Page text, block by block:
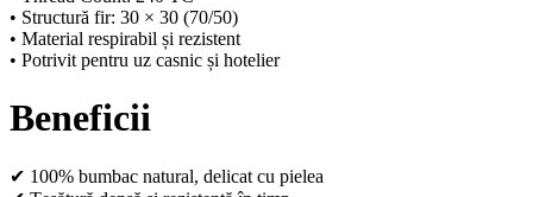
• Structură fir: 30 × 30 (70/50)
• Material respirabil și rezistent
• Potrivit pentru uz casnic și hotelier
Beneficii
✔ 100% bumbac natural, delicat cu pielea